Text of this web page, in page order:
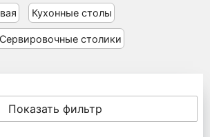
Кухонные столы
Сервировочные столики
Показать фильтр